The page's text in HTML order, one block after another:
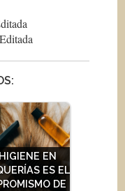
EN
ES EL
DE